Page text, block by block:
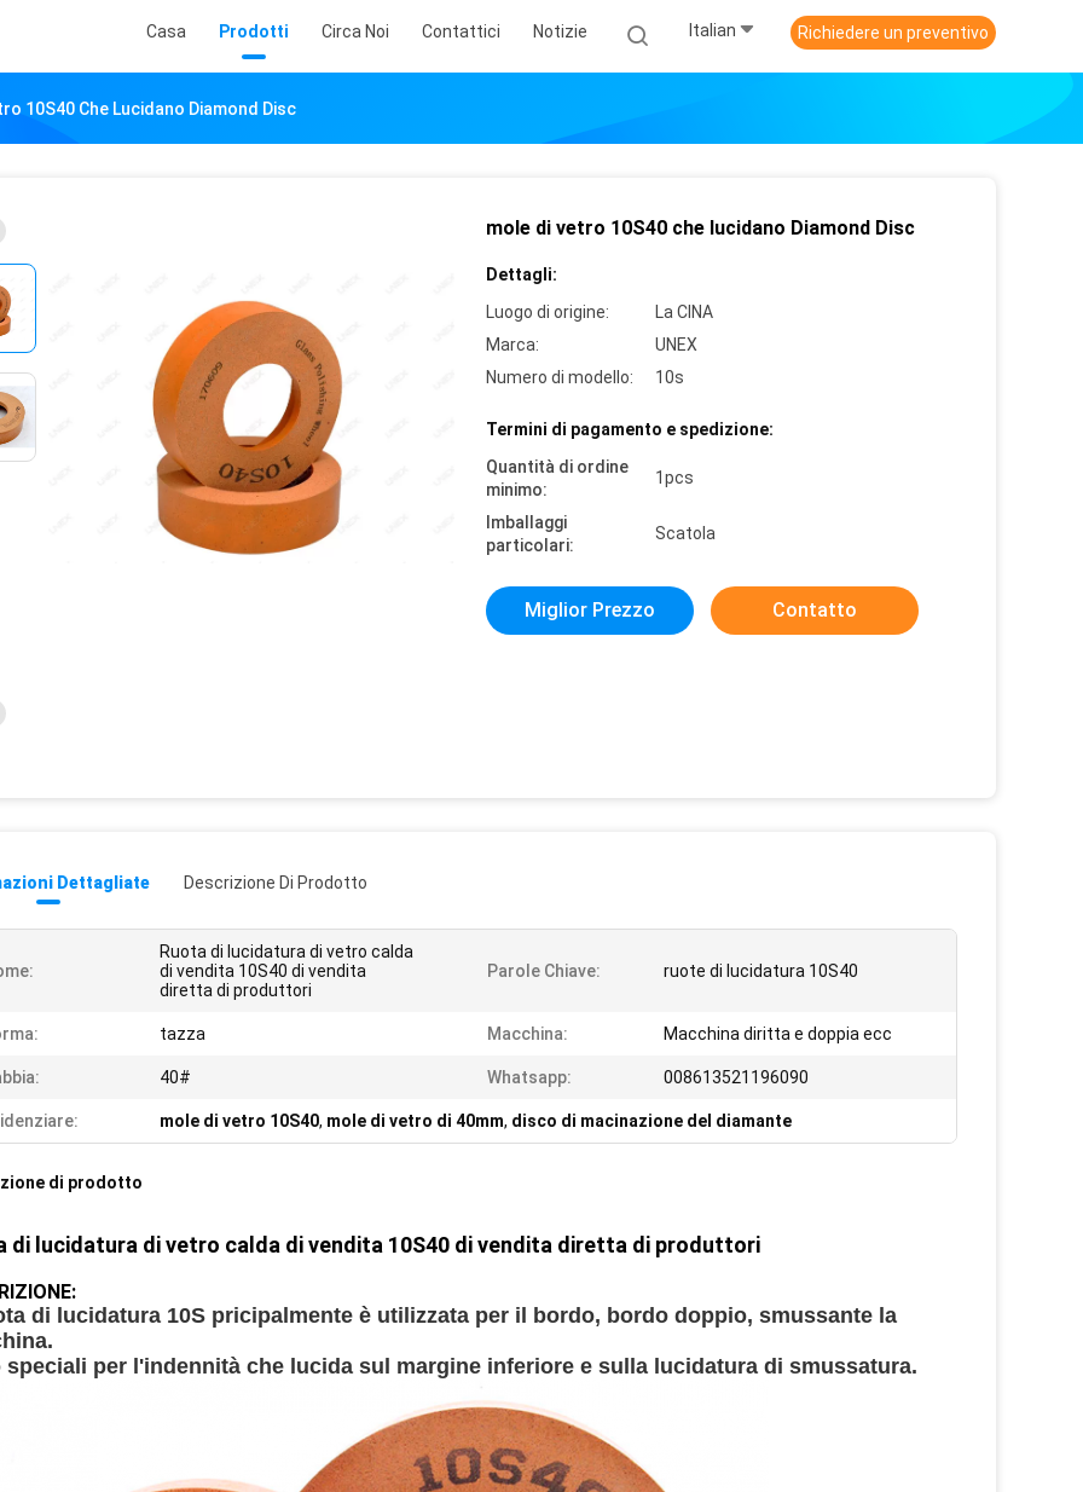
Casa Prodotti Circa Noi Contattici Notizie Italian Richiedere un preventivo
10S40 Che Lucidano Diamond Disc
mole di vetro 10S40 che lucidano Diamond Disc
Dettagli:
Luogo di origine:
La CINA
Marca:
UNEX
Numero di modello:
10s
Termini di pagamento e spedizione:
Quantità di ordine
minimo:
1pcs
Imballaggi
particolari:
Scatola
Miglior Prezzo Contatto
Dettagliate Descrizione Di Prodotto
Ruota di lucidatura di vetro calda
di vendita 10S40 di vendita
diretta di produttori
Parole Chiave: ruote di lucidatura 10S40
tazza Macchina: Macchina diritta e doppia ecc
40# Whatsapp: 008613521196090
mole di vetro 10S40, mole di vetro di 40mm, disco di macinazione del diamante
di prodotto
di lucidatura di vetro calda di vendita 10S40 di vendita diretta di produttori
di lucidatura 10S pricipalmente è utilizzata per il bordo, bordo doppio, smussante la
speciali per l'indennità che lucida sul margine inferiore e sulla lucidatura di smussatura.